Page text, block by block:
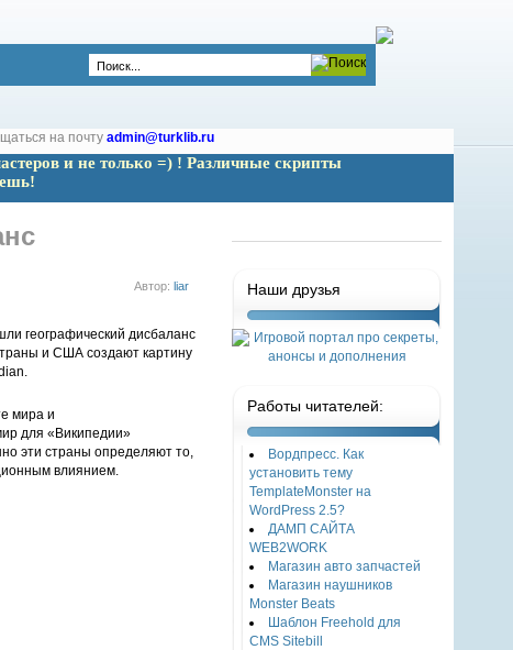
на почту admin@turklib.ru
и не только =) ! Различные скрипты
Автор: liar
и США создают картину
мира и
для «Википедии»
эти страны определяют то,
влиянием.
Наши друзья
Работы читателей:
Вордпресс. Как
установить тему
TemplateMonster на
WordPress 2.5?
ДАМП САЙТА
WEB2WORK
Магазин авто запчастей
Магазин наушников
Monster Beats
Шаблон Freehold для
CMS Sitebill